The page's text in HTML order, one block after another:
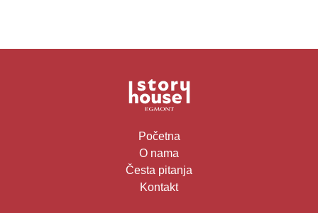
Početna
O nama
Česta pitanja
Kontakt